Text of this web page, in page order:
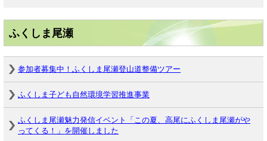
ふくしま尾瀬
参加者募集中！ふくしま尾瀬登山道整備ツアー
ふくしま子ども自然環境学習推進事業
ふくしま尾瀬魅力発信イベント「この夏、高尾にふくしま尾瀬がや
ってくる！」を開催しました